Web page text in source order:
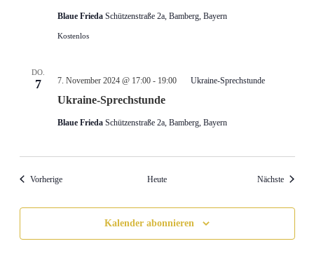
Blaue Frieda Schützenstraße 2a, Bamberg, Bayern
Kostenlos
DO.
7
Ukraine-Sprechstunde
7. November 2024 @ 17:00- 19:00 Ukraine-Sprechstunde
Blaue Frieda Schützenstraße 2a, Bamberg, Bayern
VorherigeVeranstaltungen Heute Nächste
Kalender abonnieren